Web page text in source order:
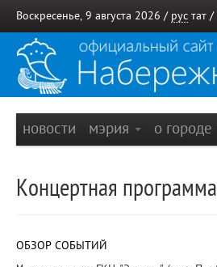
Воскресенье, 9 августа 2026 / рус тат /
новости мэрия о городе
Концертная
ОБЗОР СОБЫТИЙ